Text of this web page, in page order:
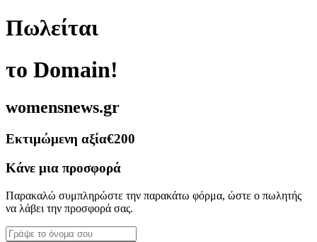
Πωλείται
το Domain!
womensnews.gr
Εκτιμώμενη αξία€200
Κάνε μια προσφορά
Παρακαλώ συμπληρώστε την παρακάτω φόρμα, ώστε ο πωλητής
να λάβει την προσφορά σας.